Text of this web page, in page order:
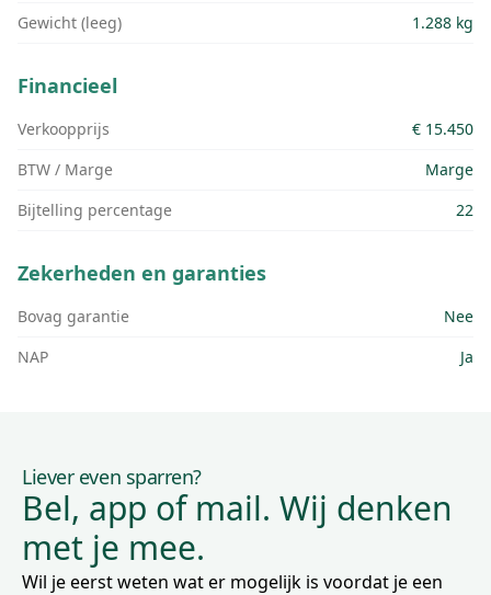
Gewicht (leeg)
1.288 kg
Financieel
Verkoopprijs
€ 15.450
BTW / Marge
Marge
Bijtelling percentage
22
Zekerheden en garanties
Bovag garantie
Nee
NAP
Ja
Liever even sparren?
Bel, app of mail. Wij denken
met je mee.
Wil je eerst weten wat er mogelijk is voordat je een